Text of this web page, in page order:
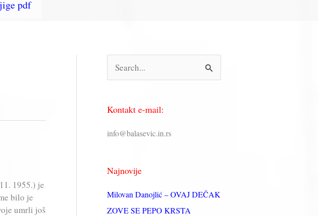
pdf
1955.) je
bilo je
umrli još
р
т
а
з
а
Kontakt e-mail:
info@balasevic.in.rs
Najnovije
Milovan Danojlić – OVAJ DEČAK
ZOVE SE PEPO KRSTA